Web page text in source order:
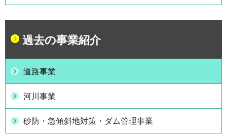
過去の事業紹介
道路事業
河川事業
砂防・急傾斜地対策・ダム管理事業